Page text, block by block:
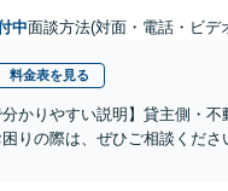
中面談方法(対面・電話・ビデ
料金表を見る
かりやすい説明】貸主側・
りの際は、ぜひご相談くだ